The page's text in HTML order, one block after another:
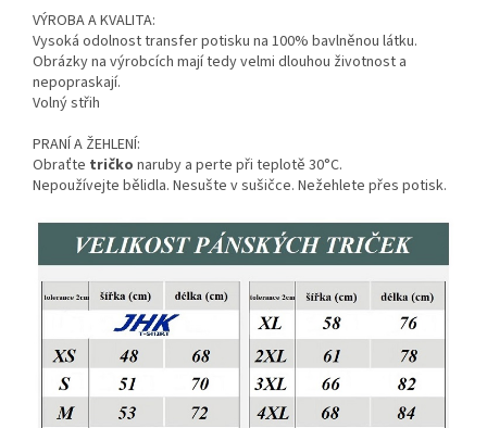
VÝROBA A KVALITA:
Vysoká odolnost transfer potisku na 100% bavlněnou látku.
Obrázky na výrobcích mají tedy velmi dlouhou životnost a
nepopraskají.
Volný střih
PRANÍ A ŽEHLENÍ:
Obraťte tričko naruby a perte při teplotě 30°C.
Nepoužívejte bělidla. Nesušte v sušičce. Nežehlete přes potisk.